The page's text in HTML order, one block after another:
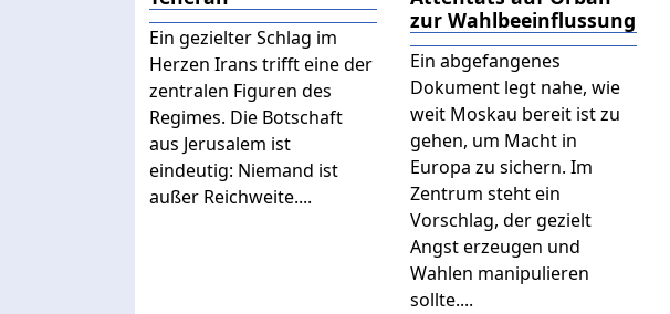
Ein gezielter Schlag im
Herzen Irans trifft eine der
zentralen Figuren des
Regimes. Die Botschaft
aus Jerusalem ist
eindeutig: Niemand ist
außer Reichweite....
zur Wahlbeeinflussung
Ein abgefangenes
Dokument legt nahe, wie
weit Moskau bereit ist zu
gehen, um Macht in
Europa zu sichern. Im
Zentrum steht ein
Vorschlag, der gezielt
Angst erzeugen und
Wahlen manipulieren
sollte....